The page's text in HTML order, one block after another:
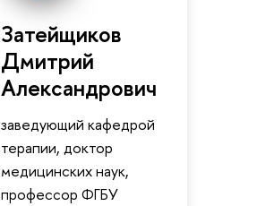
Затейщиков
Дмитрий
Александрович
заведующий кафедрой
терапии, доктор
медицинских наук,
профессор ФГБУ